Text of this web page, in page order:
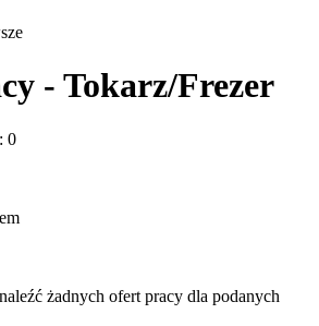
- Tokarz/Frezer
0
żadnych ofert pracy dla podanych